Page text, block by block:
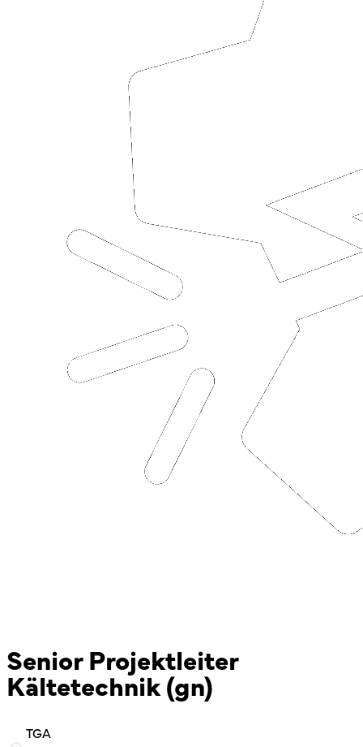
Senior Projektleiter
Kältetechnik (gn)
TGA